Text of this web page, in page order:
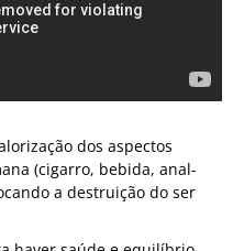
dos aspectos
(cigarro, bebida, anal-
a destruição do ser